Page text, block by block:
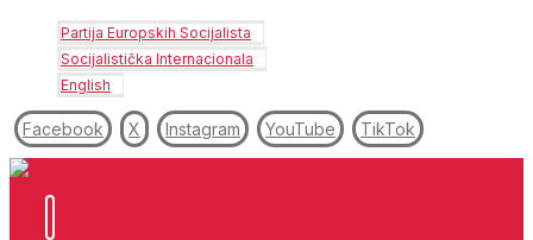
Partija Europskih Socijalista
Socijalistička Internacionala
English
Facebook X Instagram YouTube TikTok